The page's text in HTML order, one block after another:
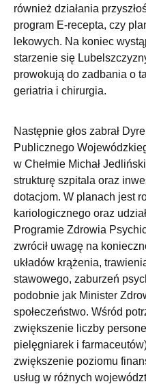
również działania
program E-recepta, czy
lekowych. Na koniec
starzenie się
prowokują do zadbania o
geriatria i chirurgia.
Następnie głos zabrał
Publicznego
w Chełmie Michał
strukturę szpitala oraz
dotacjom. W planach jest
kariologicznego oraz
Programie Zdrowia
zwrócił uwagę na
układów krążenia,
stawowego, zaburzeń
podobnie jak Minister
społeczeństwo. Wśród
zwiększenie liczby
pielęgniarek i
zwiększenie poziomu
usług w różnych